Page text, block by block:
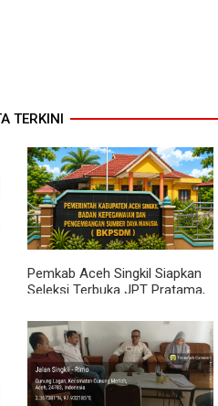
TERKINI
Pemkab Aceh Singkil Siapkan
Seleksi Terbuka JPT Pratama,
Kinerja